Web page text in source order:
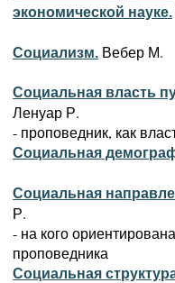
экономической науке.
Социализм. Вебер М.
Социальная власть
Ленуар Р.
- проповедник, как
Социальная
Социальная
Р.
- на кого
проповедника
Социальная